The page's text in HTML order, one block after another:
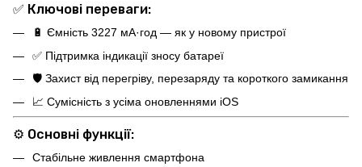
✅ Ключові переваги:
🔋 Ємність 3227 мА·год — як у новому пристрої
✅ Підтримка індикації зносу батареї
🛡 Захист від перегріву, перезаряду та короткого замикання
📈 Сумісність з усіма оновленнями iOS
⚙️ Основні функції:
Стабільне живлення смартфона